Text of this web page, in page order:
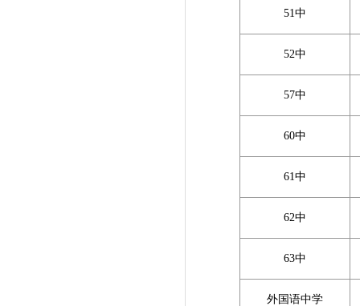
51中
52中
57中
60中
61中
62中
63中
外国语中学